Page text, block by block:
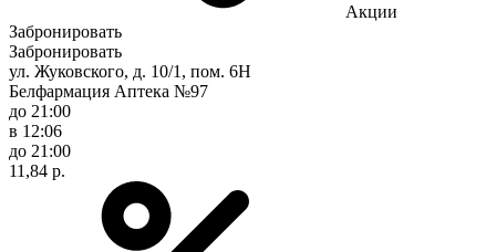
Акции
Забронировать
Забронировать
ул. Жуковского, д. 10/1, пом. 6Н
Белфармация Аптека №97
до 21:00
в 12:06
до 21:00
11,84 р.